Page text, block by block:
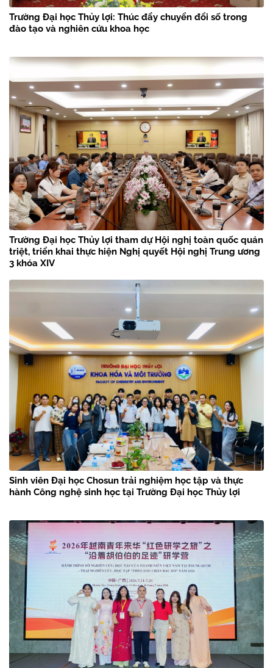
Trường Đại học Thủy lợi: Thúc đẩy chuyển đổi số trong
đào tạo và nghiên cứu khoa học
Trường Đại học Thủy lợi tham dự Hội nghị toàn quốc quán
triệt, triển khai thực hiện Nghị quyết Hội nghị Trung ương
3 khóa XIV
Sinh viên Đại học Chosun trải nghiệm học tập và thực
hành Công nghệ sinh học tại Trường Đại học Thủy lợi